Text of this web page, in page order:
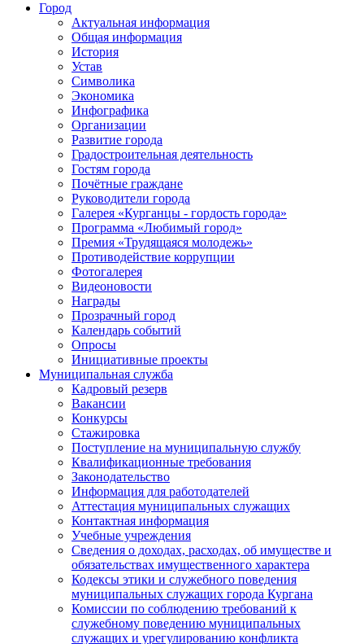
Город
Актуальная информация
Общая информация
История
Устав
Символика
Экономика
Инфографика
Организации
Развитие города
Градостроительная деятельность
Гостям города
Почётные граждане
Руководители города
Галерея «Курганцы - гордость города»
Программа «Любимый город»
Премия «Трудящаяся молодежь»
Противодействие коррупции
Фотогалерея
Видеоновости
Награды
Прозрачный город
Календарь событий
Опросы
Инициативные проекты
Муниципальная служба
Кадровый резерв
Вакансии
Конкурсы
Стажировка
Поступление на муниципальную службу
Квалификационные требования
Законодательство
Информация для работодателей
Аттестация муниципальных служащих
Контактная информация
Учебные учреждения
Сведения о доходах, расходах, об имуществе и
обязательствах имущественного характера
Кодексы этики и служебного поведения
муниципальных служащих города Кургана
Комиссии по соблюдению требований к
служебному поведению муниципальных
служащих и урегулированию конфликта